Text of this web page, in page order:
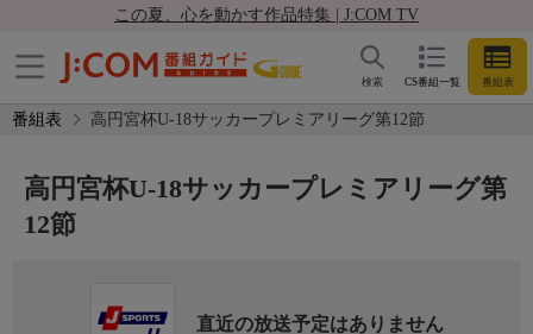
この夏、心を動かす作品特集 | J:COM TV
CS番組一覧 番組表
検索
番組表 高円宮杯U-18サッカープレミアリーグ第12節
高円宮杯U-18サッカープレミアリーグ第
12節
直近の放送予定はありません